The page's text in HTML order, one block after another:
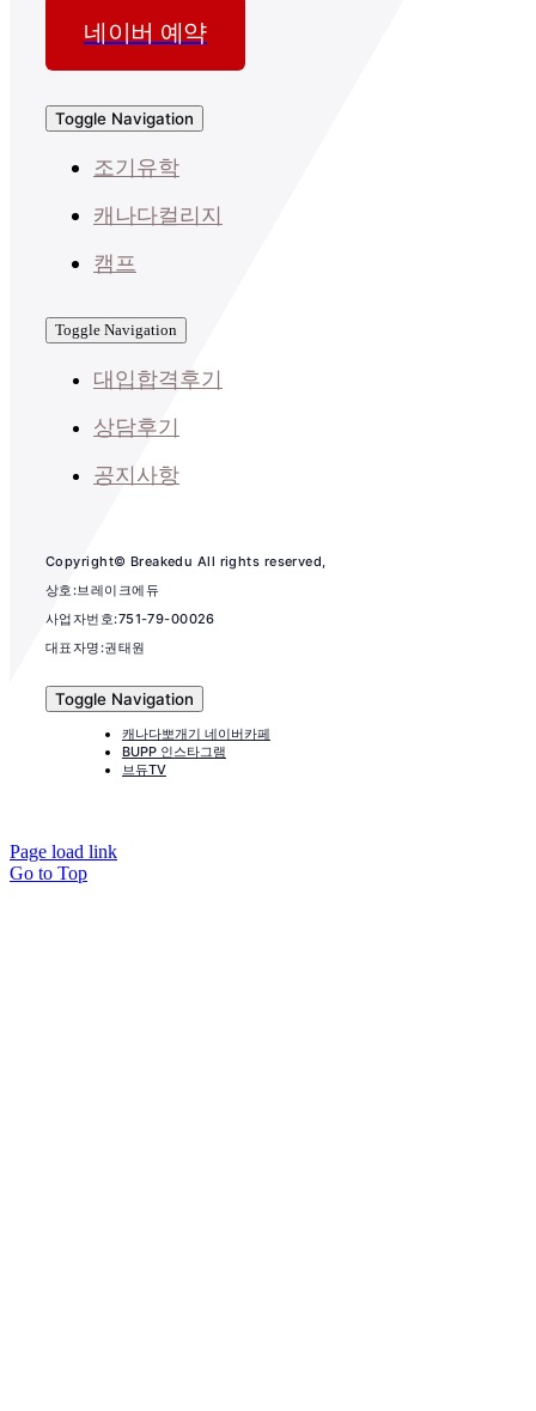
네이버 예약
Toggle Navigation
조기유학
캐나다컬리지
캠프
Toggle Navigation
대입합격후기
상담후기
공지사항
Copyright© Breakedu All rights reserved,
상호:브레이크에듀
사업자번호:751-79-00026
대표자명:권태원
Toggle Navigation
캐나다뽀개기 네이버카페
BUPP 인스타그램
브듀TV
Page load link
Go to Top